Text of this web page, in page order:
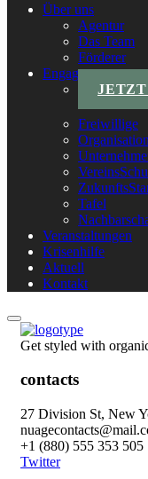
Über uns
Agentur
Das Team
Förderer
Engagements
Freiwillige
Tafel
Veranstaltungen
Krisenhilfe
Aktuell
Kontakt
Get styled with
contacts
27 Division St, New
+1 (880) 555 353 505
Twitter